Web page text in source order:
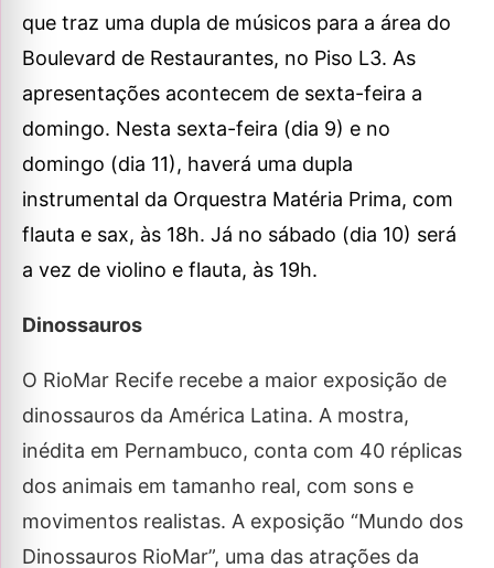
que traz uma dupla de músicos para a área do
Boulevard de Restaurantes, no Piso L3. As
apresentações acontecem de sexta-feira a
domingo. Nesta sexta-feira (dia 9) e no
domingo (dia 11), haverá uma dupla
instrumental da Orquestra Matéria Prima, com
flauta e sax, às 18h. Já no sábado (dia 10) será
a vez de violino e flauta, às 19h.
Dinossauros
O RioMar Recife recebe a maior exposição de
dinossauros da América Latina. A mostra,
inédita em Pernambuco, conta com 40 réplicas
dos animais em tamanho real, com sons e
movimentos realistas. A exposição “Mundo dos
Dinossauros RioMar”, uma das atrações da